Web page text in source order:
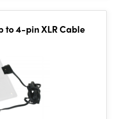
to 4-pin XLR Cable